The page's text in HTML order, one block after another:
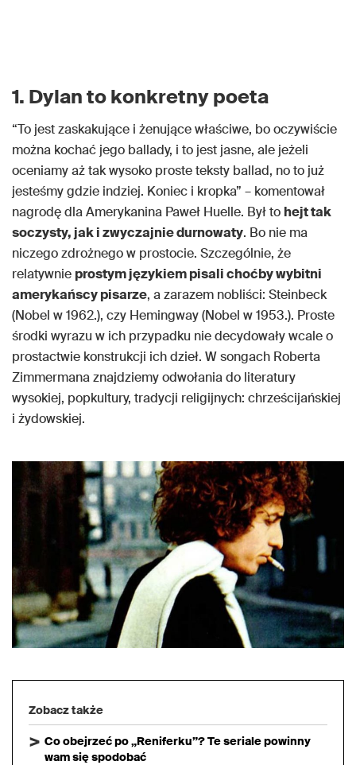
1. Dylan to konkretny poeta
“To jest zaskakujące i żenujące właściwe, bo oczywiście
można kochać jego ballady, i to jest jasne, ale jeżeli
oceniamy aż tak wysoko proste teksty ballad, no to już
jesteśmy gdzie indziej. Koniec i kropka” – komentował
nagrodę dla Amerykanina Paweł Huelle. Był to hejt tak
soczysty, jak i zwyczajnie durnowaty. Bo nie ma
niczego zdrożnego w prostocie. Szczególnie, że
relatywnie prostym językiem pisali choćby wybitni
amerykańscy pisarze, a zarazem nobliści: Steinbeck
(Nobel w 1962.), czy Hemingway (Nobel w 1953.). Proste
środki wyrazu w ich przypadku nie decydowały wcale o
prostactwie konstrukcji ich dzieł. W songach Roberta
Zimmermana znajdziemy odwołania do literatury
wysokiej, popkultury, tradycji religijnych: chrześcijańskiej
i żydowskiej.
Zobacz także
Co obejrzeć po „Reniferku”? Te seriale powinny
wam się spodobać